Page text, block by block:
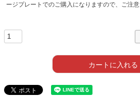
ージプレートでのご購入になりますので、ご注意
カートに入れる